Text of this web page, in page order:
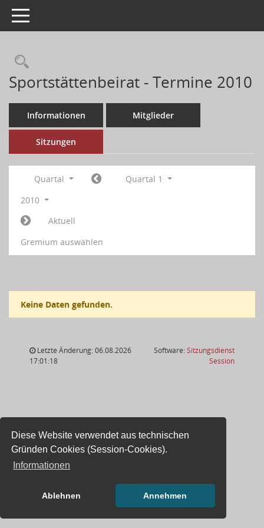
Diese Website verwendet aus technischen
Gründen Cookies (Session-Cookies).
Informationen
Ablehnen Annehmen
Toggle navigation
Sportstättenbeirat - Termine 2010
Informationen Mitglieder
Sitzungen
Quartal
Quartal 1
2010
Aktuell
Gremium auswählen
Keine Daten gefunden.
Letzte Änderung: 06.08.2026
17:01:18
Software:Sitzungsdienst
Session(Wird in